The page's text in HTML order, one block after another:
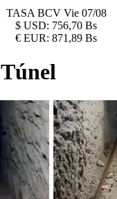
TASA BCV Vie 07/08
$ USD: 756,70 Bs
€ EUR: 871,89 Bs
Túnel